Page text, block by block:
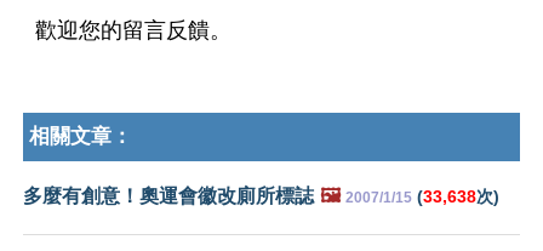
歡迎您的留言反饋。
相關文章：
多麼有創意！奧運會徽改廁所標誌 🖼️ 2007/1/15 (33,638次)